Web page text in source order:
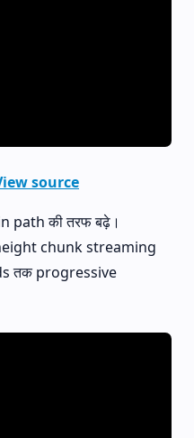
source
path की तरफ बढ़े।
chunk streaming
तक progressive